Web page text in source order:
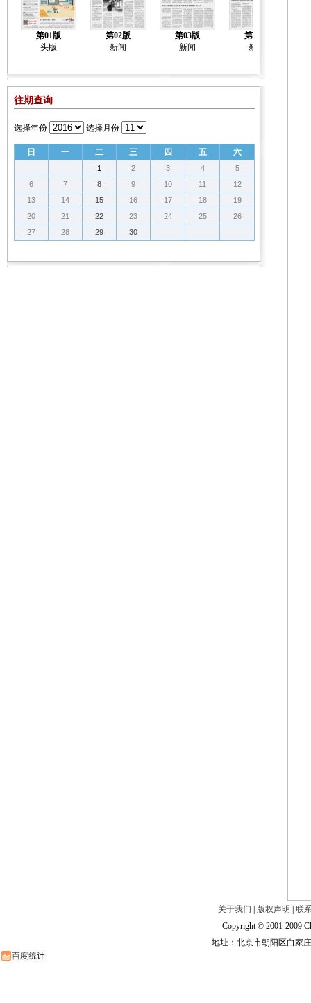
第01版
头版
第02版
新闻
第03版
新闻
第04版
新闻
往期查询
选择年份 选择月份
日 一 二 三 四 五 六
1 2 3 4
5
6
7 8 9 10 11
12
13
14 15 16 17 18
19
20
21 22 23 24 25
26
27
28 29 30
关于我们 版权声明
联
Copyright © 2001-2009
地址：北京市朝阳区白家